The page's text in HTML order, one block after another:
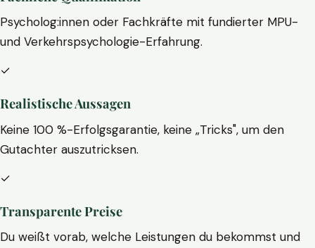
Psycholog:innen oder Fachkräfte mit fundierter MPU-
und Verkehrspsychologie-Erfahrung.
✓
Realistische Aussagen
Keine 100 %-Erfolgsgarantie, keine „Tricks", um den
Gutachter auszutricksen.
✓
Transparente Preise
Du weißt vorab, welche Leistungen du bekommst und